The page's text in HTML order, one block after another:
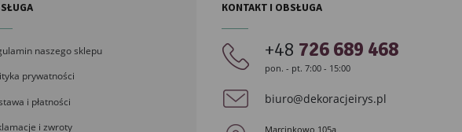
naszego sklepu
prywatności
i płatności
i zwroty
KONTAKT I OBSŁUGA
+48 726 689 468
pon. - pt. 7:00 - 15:00
biuro@dekoracjeirys.pl
Marcinkowo 105a